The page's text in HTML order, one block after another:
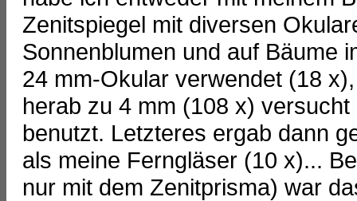
Zenitspiegel mit diversen
Sonnenblumen und auf Bäume
24 mm-Okular verwendet (18
herab zu 4 mm (108 x)
benutzt. Letzteres ergab dann
als meine Ferngläser (10 x)...
nur mit dem Zenitprisma) war